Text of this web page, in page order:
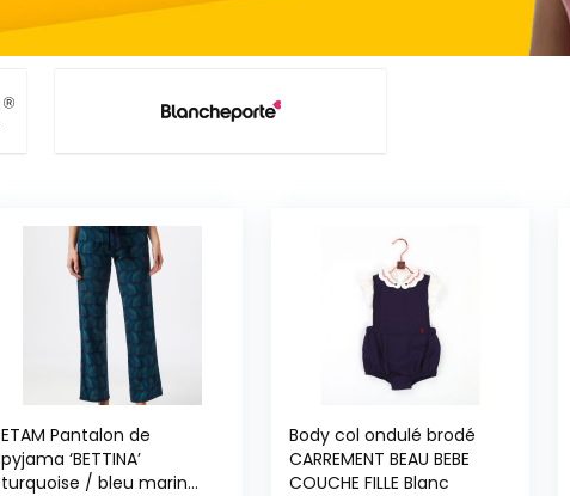
ETAM Pantalon de
pyjama ‘BETTINA’
turquoise / bleu marine
Body col ondulé brodé
CARREMENT BEAU BEBE
COUCHE FILLE Blanc